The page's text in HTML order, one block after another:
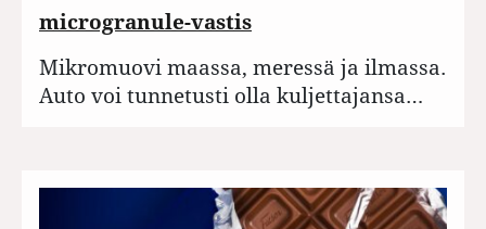
microgranule-vastis
Mikromuovi maassa, meressä ja ilmassa.
Auto voi tunnetusti olla kuljettajansa…